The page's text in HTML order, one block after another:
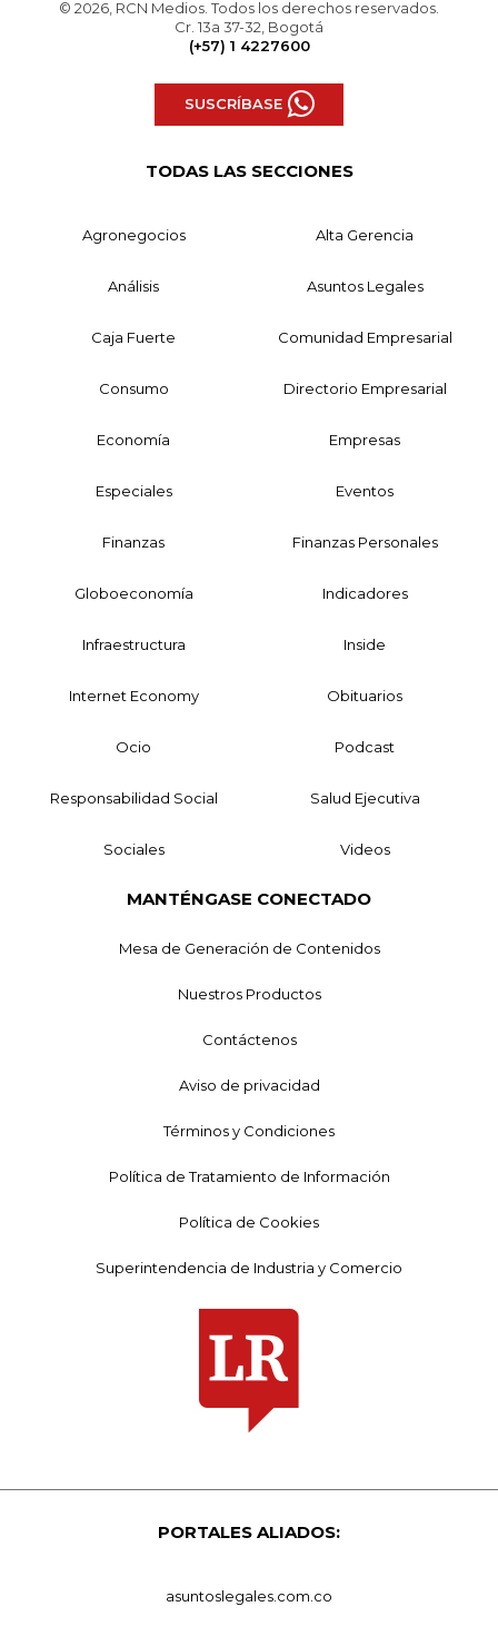
© 2026, RCN Medios. Todos los derechos reservados.
Cr. 13a 37-32, Bogotá
(+57) 1 4227600
SUSCRÍBASE
TODAS LAS SECCIONES
Agronegocios Alta Gerencia
Análisis Asuntos Legales
Caja Fuerte Comunidad Empresarial
Consumo Directorio Empresarial
Economía Empresas
Especiales Eventos
Finanzas Finanzas Personales
Globoeconomía Indicadores
Infraestructura Inside
Internet Economy Obituarios
Ocio Podcast
Responsabilidad Social Salud Ejecutiva
Sociales Videos
MANTÉNGASE CONECTADO
Mesa de Generación de Contenidos
Nuestros Productos
Contáctenos
Aviso de privacidad
Términos y Condiciones
Política de Tratamiento de Información
Política de Cookies
Superintendencia de Industria y Comercio
PORTALES ALIADOS:
asuntoslegales.com.co